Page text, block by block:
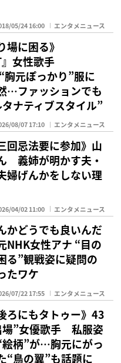
05/24 16:00 エンタメニュース
場に困る》
』女性歌手
元ぽっかり”服に
…ファッションでも
ナティブスタイル”
08/07 17:10 エンタメニュース
回忌法要に参加》山
義姉が明かす夫・
婦げんかをしない理
04/02 11:00 エンタメニュース
かどうでも良いんだ
NHK女性アナ “目の
る”観戦姿に疑問の
たワケ
07/22 17:55 エンタメニュース
ろにもタトゥー》43
場”女優歌手 私服姿
絵柄”が…胸元にがっ
“鳥の翼”も話題に